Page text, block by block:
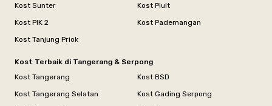
Kost Sunter
Kost Pluit
Kost PIK 2
Kost Pademangan
Kost Tanjung Priok
Kost Terbaik di Tangerang & Serpong
Kost Tangerang
Kost BSD
Kost Tangerang Selatan
Kost Gading Serpong